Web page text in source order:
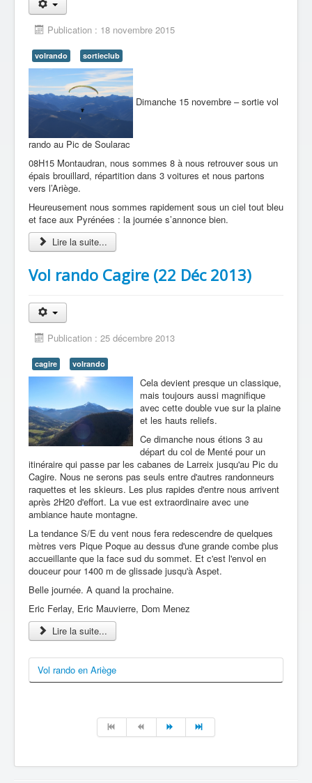
Publication : 18 novembre 2015
volrando sortieclub
Dimanche 15 novembre – sortie vol
rando au Pic de Soularac
08H15 Montaudran, nous sommes 8 à nous retrouver sous un
épais brouillard, répartition dans 3 voitures et nous partons
vers l’Ariège.
Heureusement nous sommes rapidement sous un ciel tout bleu
et face aux Pyrénées : la journée s’annonce bien.
Lire la suite...
Vol rando Cagire (22 Déc 2013)
Publication : 25 décembre 2013
cagire volrando
Cela devient presque un classique,
mais toujours aussi magnifique
avec cette double vue sur la plaine
et les hauts reliefs.
Ce dimanche nous étions 3 au
départ du col de Menté pour un
itinéraire qui passe par les cabanes de Larreix jusqu'au Pic du
Cagire. Nous ne serons pas seuls entre d'autres randonneurs
raquettes et les skieurs. Les plus rapides d'entre nous arrivent
après 2H20 d'effort. La vue est extraordinaire avec une
ambiance haute montagne.
La tendance S/E du vent nous fera redescendre de quelques
mètres vers Pique Poque au dessus d'une grande combe plus
accueillante que la face sud du sommet. Et c'est l'envol en
douceur pour 1400 m de glissade jusqu'à Aspet.
Belle journée. A quand la prochaine.
Eric Ferlay, Eric Mauvierre, Dom Menez
Lire la suite...
Vol rando en Ariège